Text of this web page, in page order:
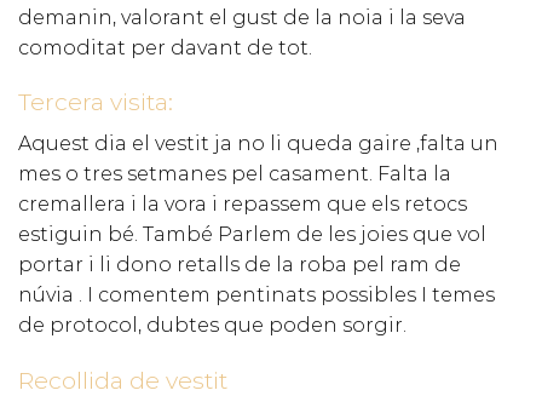
demanin, valorant el gust de la noia i la seva
comoditat per davant de tot.
Tercera visita:
Aquest dia el vestit ja no li queda gaire ,falta un
mes o tres setmanes pel casament. Falta la
cremallera i la vora i repassem que els retocs
estiguin bé. També Parlem de les joies que vol
portar i li dono retalls de la roba pel ram de
núvia . I comentem pentinats possibles I temes
de protocol, dubtes que poden sorgir.
Recollida de vestit